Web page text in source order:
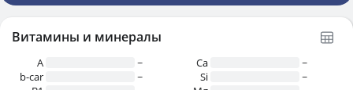
Витамины и минералы
A
~
b-car
~
Ca
~
Si
~